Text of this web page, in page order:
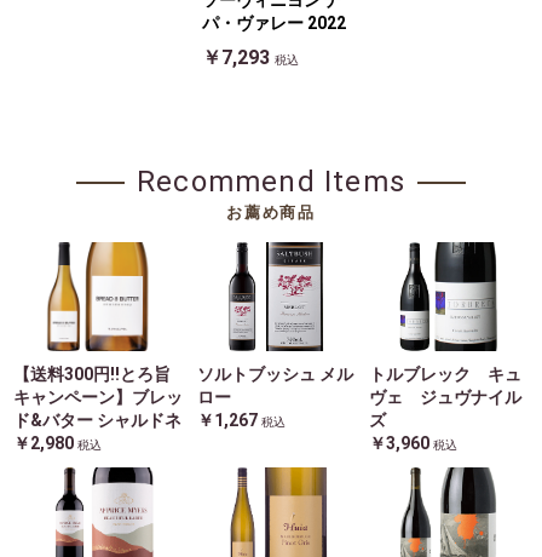
パ・ヴァレー 2022
￥7,293 税込
Recommend Items
お薦め商品
【送料300円!!とろ旨
キャンペーン】ブレッ
ド&バター シャルドネ
￥2,980 税込
ソルトブッシュ メル
ロー
￥1,267 税込
トルブレック キュ
ヴェ ジュヴナイル
ズ
￥3,960 税込